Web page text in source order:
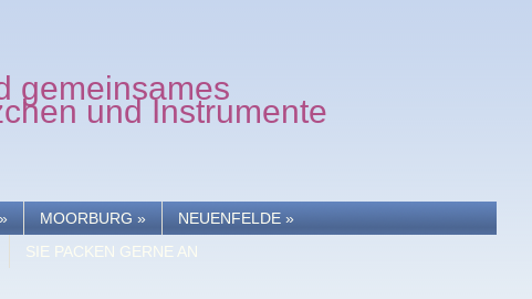
gemeinsames
und Instrumente
» MOORBURG » NEUENFELDE »
SIE PACKEN GERNE AN